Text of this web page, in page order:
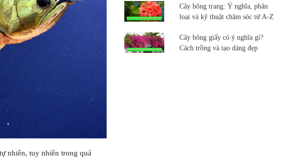
nhiên, tuy nhiên trong quá
Cây bông trang: Ý nghĩa, phân
loại và kỹ thuật chăm sóc từ A-Z
Cây bông giấy có ý nghĩa gì?
Cách trồng và tạo dáng đẹp